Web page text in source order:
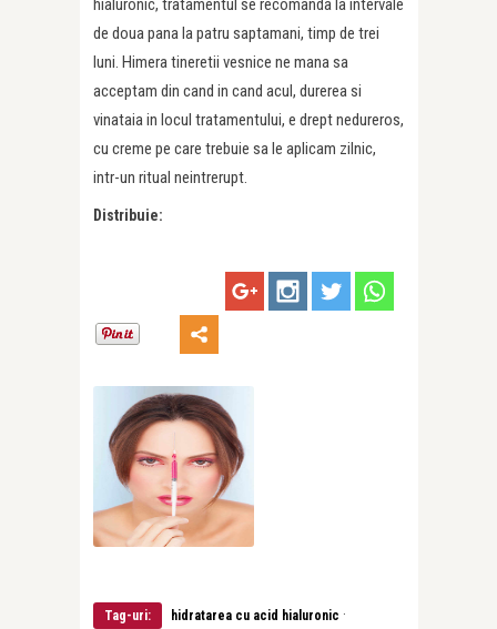
hialuronic, tratamentul se recomanda la intervale
de doua pana la patru saptamani, timp de trei
luni. Himera tineretii vesnice ne mana sa
acceptam din cand in cand acul, dure­rea si
vinataia in locul tratamentului, e drept nedureros,
cu creme pe care trebuie sa le aplicam zilnic,
intr-un ri­tual neintrerupt.
Distribuie:
Tag-uri: hidratarea cu acid hialuronic ·